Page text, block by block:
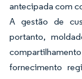
antecipada com
A gestão de
portanto,
fornecimento